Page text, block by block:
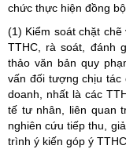
chức thực hiện đồng
(1) Kiểm soát chặt
TTHC, rà soát, đánh
thảo văn bản quy
vấn đối tượng chịu tác
doanh, nhất là các
tế tư nhân, liên quan
nghiên cứu tiếp thu,
trình ý kiến góp ý